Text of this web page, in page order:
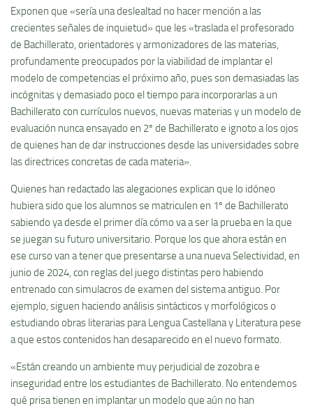
Exponen que «sería una deslealtad no hacer mención a las
crecientes señales de inquietud» que les «traslada el profesorado
de Bachillerato, orientadores y armonizadores de las materias,
profundamente preocupados por la viabilidad de implantar el
modelo de competencias el próximo año, pues son demasiadas las
incógnitas y demasiado poco el tiempo para incorporarlas a un
Bachillerato con currículos nuevos, nuevas materias y un modelo de
evaluación nunca ensayado en 2º de Bachillerato e ignoto a los ojos
de quienes han de dar instrucciones desde las universidades sobre
las directrices concretas de cada materia».
Quienes han redactado las alegaciones explican que lo idóneo
hubiera sido que los alumnos se matriculen en 1º de Bachillerato
sabiendo ya desde el primer día cómo va a ser la prueba en la que
se juegan su futuro universitario. Porque los que ahora están en
ese curso van a tener que presentarse a una nueva Selectividad, en
junio de 2024, con reglas del juego distintas pero habiendo
entrenado con simulacros de examen del sistema antiguo. Por
ejemplo, siguen haciendo análisis sintácticos y morfológicos o
estudiando obras literarias para Lengua Castellana y Literatura pese
a que estos contenidos han desaparecido en el nuevo formato.
«Están creando un ambiente muy perjudicial de zozobra e
inseguridad entre los estudiantes de Bachillerato. No entendemos
qué prisa tienen en implantar un modelo que aún no han